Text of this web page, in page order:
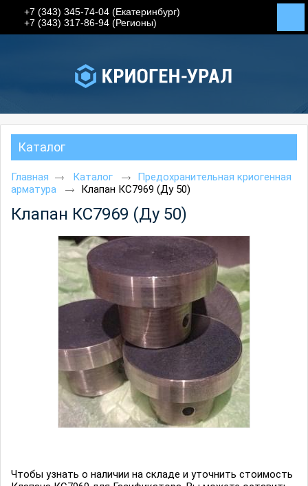
+7 (343) 345-74-04 (Екатеринбург)
+7 (343) 317-86-94 (Регионы)
Каталог
Главная Каталог
Предохранительная криогенная
арматура
Клапан КС7969 (Ду 50)
Клапан КС7969 (Ду 50)
Чтобы узнать о наличии на складе и уточнить стоимость